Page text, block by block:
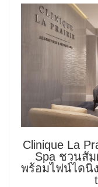
Clinique La
Spa ชวนสั
พร้อมไฟน์ไดนิ่